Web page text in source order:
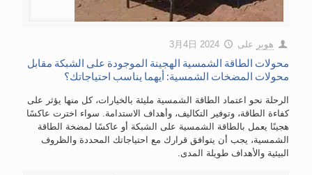
هوبر على 2024 3月4日
محولات الطاقة الشمسية الهجينة الموجودة على الشبكة مقابل
محولات المضخات الشمسية: أيهما يناسب احتياجاتك؟
الرحلة نحو اعتماد الطاقة الشمسية مليئة بالخيارات، كل منها يؤثر على
كفاءة الطاقة، وتوفير التكاليف، وأهداف الاستدامة. سواء اخترت عاكسًا
هجينًا يعمل بالطاقة الشمسية على الشبكة أو عاكسًا لمضخة الطاقة
الشمسية، يجب أن يتوافق قرارك مع احتياجاتك المحددة والظروف
البيئية والأهداف طويلة المدى.